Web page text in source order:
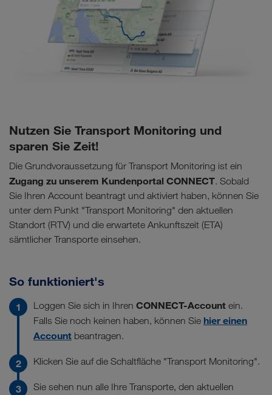
Nutzen Sie Transport Monitoring und
sparen Sie Zeit!
Die Grundvoraussetzung für Transport Monitoring ist ein
Zugang zu unserem Kundenportal CONNECT. Sobald
Sie Ihren Account beantragt und aktiviert haben, können Sie
unter dem Punkt "Transport Monitoring" den aktuellen
Standort (RTV) und die erwartete Ankunftszeit (ETA)
sämtlicher Transporte einsehen.
So funktioniert's
Loggen Sie sich in Ihren CONNECT-Account ein.
Falls Sie noch keinen haben, können Sie hier einen
Account beantragen.
Klicken Sie auf die Schaltfläche "Transport Monitoring".
Sie sehen nun alle Ihre Transporte, den aktuellen